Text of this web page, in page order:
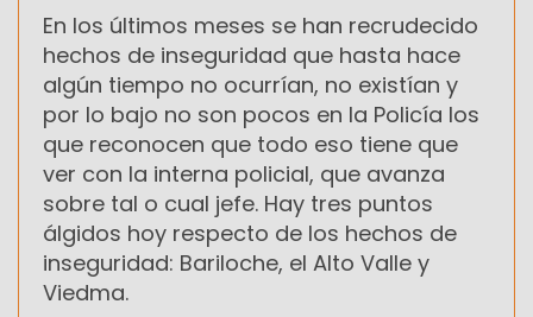
En los últimos meses se han recrudecido
hechos de inseguridad que hasta hace
algún tiempo no ocurrían, no existían y
por lo bajo no son pocos en la Policía los
que reconocen que todo eso tiene que
ver con la interna policial, que avanza
sobre tal o cual jefe. Hay tres puntos
álgidos hoy respecto de los hechos de
inseguridad: Bariloche, el Alto Valle y
Viedma.